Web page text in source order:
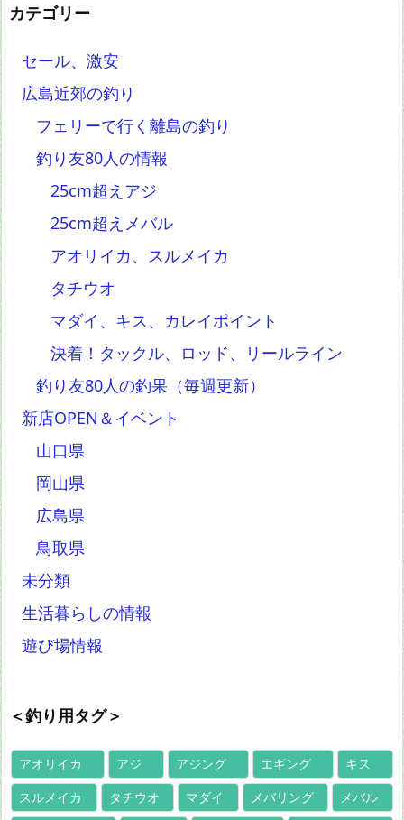
カテゴリー
セール、激安
広島近郊の釣り
フェリーで行く離島の釣り
釣り友80人の情報
25cm超えアジ
25cm超えメバル
アオリイカ、スルメイカ
タチウオ
マダイ、キス、カレイポイント
決着！タックル、ロッド、リールライン
釣り友80人の釣果（毎週更新）
新店OPEN＆イベント
山口県
岡山県
広島県
鳥取県
未分類
生活暮らしの情報
遊び場情報
＜釣り用タグ＞
アオリイカ アジ アジング エギング
キス
スルメイカ
タチウオ マダイ メバリング メバル